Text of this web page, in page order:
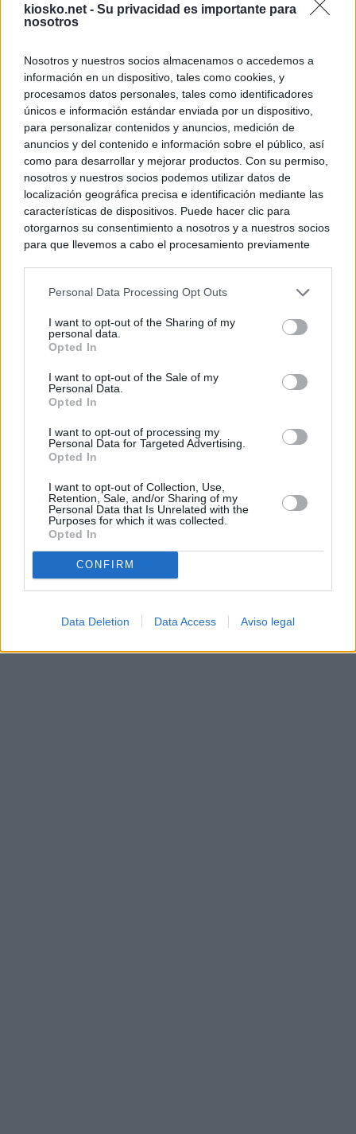
kiosko.net - Su privacidad es importante para
nosotros
Nosotros y nuestros socios almacenamos o accedemos a
información en un dispositivo, tales como cookies, y
procesamos datos personales, tales como identificadores
únicos e información estándar enviada por un dispositivo,
para personalizar contenidos y anuncios, medición de
anuncios y del contenido e información sobre el público, así
como para desarrollar y mejorar productos. Con su permiso,
nosotros y nuestros socios podemos utilizar datos de
localización geográfica precisa e identificación mediante las
características de dispositivos. Puede hacer clic para
otorgarnos su consentimiento a nosotros y a nuestros socios
para que llevemos a cabo el procesamiento previamente
negar su consentimiento. Tenga en cuenta que algún
de su consentimiento, pero usted tiene el derecho de
rechazar tal procesamiento. Sus preferencias se aplicarán
cualquier momento entrando de nuevo en este sitio web o
visitando nuestra política de privacidad.
Personal Data Processing Opt Outs
I want to opt-out of the Sharing of my
personal data.
Opted In
I want to opt-out of the Sale of my
Personal Data.
Opted In
I want to opt-out of processing my
Personal Data for Targeted Advertising.
Opted In
I want to opt-out of Collection, Use,
Retention, Sale, and/or Sharing of my
Personal Data that Is Unrelated with the
Purposes for which it was collected.
Opted In
CONFIRM
Data Deletion Data Access Aviso legal